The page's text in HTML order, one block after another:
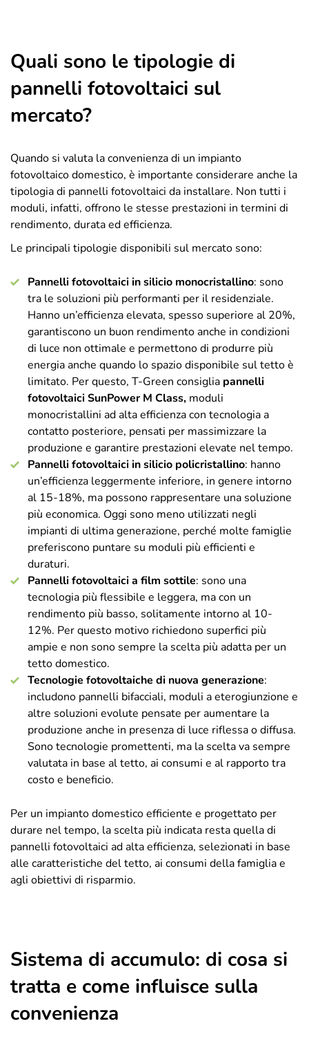
Quali sono le tipologie di
pannelli fotovoltaici sul
mercato?
Quando si valuta la convenienza di un impianto
fotovoltaico domestico, è importante considerare anche la
tipologia di pannelli fotovoltaici da installare. Non tutti i
moduli, infatti, offrono le stesse prestazioni in termini di
rendimento, durata ed efficienza.
Le principali tipologie disponibili sul mercato sono:
Pannelli fotovoltaici in silicio monocristallino: sono
tra le soluzioni più performanti per il residenziale.
Hanno un’efficienza elevata, spesso superiore al 20%,
garantiscono un buon rendimento anche in condizioni
di luce non ottimale e permettono di produrre più
energia anche quando lo spazio disponibile sul tetto è
limitato. Per questo, T-Green consiglia pannelli
fotovoltaici SunPower M Class, moduli
monocristallini ad alta efficienza con tecnologia a
contatto posteriore, pensati per massimizzare la
produzione e garantire prestazioni elevate nel tempo.
Pannelli fotovoltaici in silicio policristallino: hanno
un’efficienza leggermente inferiore, in genere intorno
al 15-18%, ma possono rappresentare una soluzione
più economica. Oggi sono meno utilizzati negli
impianti di ultima generazione, perché molte famiglie
preferiscono puntare su moduli più efficienti e
duraturi.
Pannelli fotovoltaici a film sottile: sono una
tecnologia più flessibile e leggera, ma con un
rendimento più basso, solitamente intorno al 10-
12%. Per questo motivo richiedono superfici più
ampie e non sono sempre la scelta più adatta per un
tetto domestico.
Tecnologie fotovoltaiche di nuova generazione:
includono pannelli bifacciali, moduli a eterogiunzione e
altre soluzioni evolute pensate per aumentare la
produzione anche in presenza di luce riflessa o diffusa.
Sono tecnologie promettenti, ma la scelta va sempre
valutata in base al tetto, ai consumi e al rapporto tra
costo e beneficio.
Per un impianto domestico efficiente e progettato per
durare nel tempo, la scelta più indicata resta quella di
pannelli fotovoltaici ad alta efficienza, selezionati in base
alle caratteristiche del tetto, ai consumi della famiglia e
agli obiettivi di risparmio.
Sistema di accumulo: di cosa si
tratta e come influisce sulla
convenienza